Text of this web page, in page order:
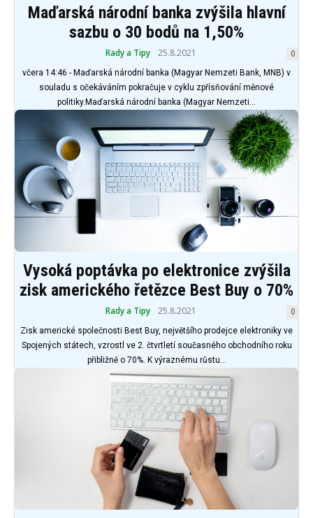
Maďarská národní banka zvýšila hlavní
sazbu o 30 bodů na 1,50%
Rady a Tipy 25.8.2021 0
včera 14:46 - Maďarská národní banka (Magyar Nemzeti Bank, MNB) v
souladu s očekáváním pokračuje v cyklu zpřísňování měnové
politiky.Maďarská národní banka (Magyar Nemzeti...
Vysoká poptávka po elektronice zvýšila
zisk amerického řetězce Best Buy o 70%
Rady a Tipy 25.8.2021 0
Zisk americké společnosti Best Buy, největšího prodejce elektroniky ve
Spojených státech, vzrostl ve 2. čtvrtletí současného obchodního roku
přibližně o 70%. K výraznému růstu...